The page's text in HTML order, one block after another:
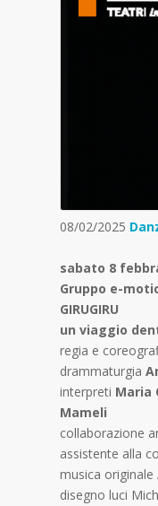
08/02/2025
sabato 8
Gruppo e-
GIRUGIRU
un viaggio
regia e
drammaturgia
interpreti Maria
Mameli
collaborazione
assistente alla
musica originale
disegno luci